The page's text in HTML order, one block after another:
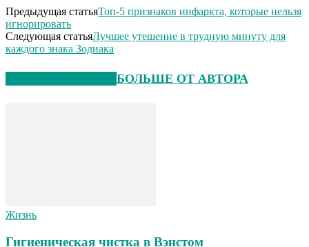
Предыдущая статьяТоп-5 признаков инфаркта, которые нельзя
игнорировать
Следующая статьяЛучшее утешение в трудную минуту для
каждого знака Зодиака
БОЛЬШЕ ОТ АВТОРА
Жизнь
Гигиеническая чистка в Вэнстом